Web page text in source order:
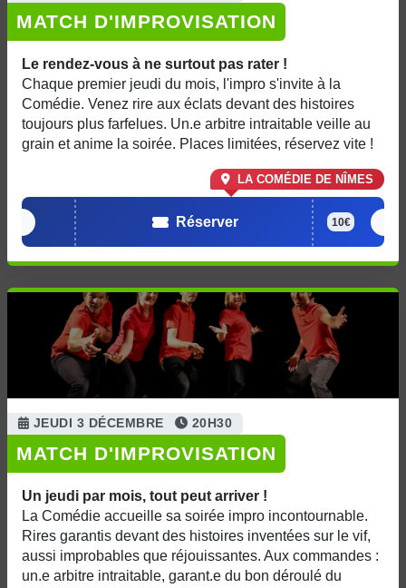
MATCH D'IMPROVISATION
Le rendez-vous à ne surtout pas rater !
Chaque premier jeudi du mois, l'impro s'invite à la
Comédie. Venez rire aux éclats devant des histoires
toujours plus farfelues. Un.e arbitre intraitable veille au
grain et anime la soirée. Places limitées, réservez vite !
LA COMÉDIE DE NÎMES
Réserver 10€
JEUDI 3 DÉCEMBRE 20H30
MATCH D'IMPROVISATION
Un jeudi par mois, tout peut arriver !
La Comédie accueille sa soirée impro incontournable.
Rires garantis devant des histoires inventées sur le vif,
aussi improbables que réjouissantes. Aux commandes :
un.e arbitre intraitable, garant.e du bon déroulé du